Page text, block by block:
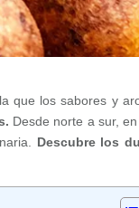
que los sabores y
Desde norte a sur,
Descubre los